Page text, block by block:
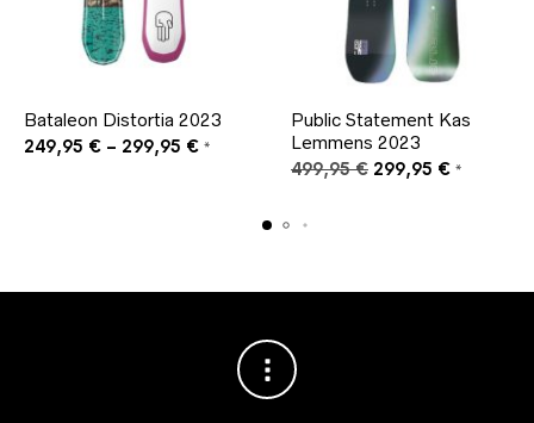
Bataleon Distortia 2023
249,95 € – 299,95 € *
Public Statement Kas
Lemmens 2023
499,95€ Ursprünglicher
299,95 €Aktueller
*